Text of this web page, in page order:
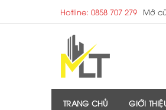
to
Hotline: 0858 707 279 Mở
TRANG CHỦ GIỚI